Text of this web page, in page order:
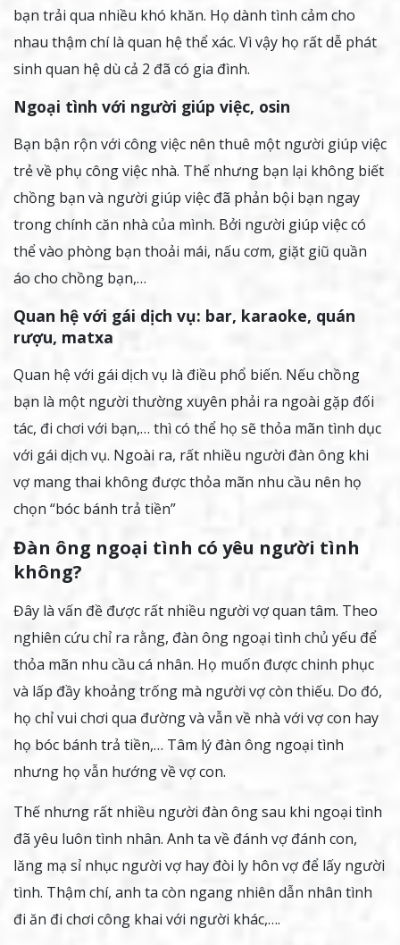
bạn trải qua nhiều khó khăn. Họ dành tình cảm cho
nhau thậm chí là quan hệ thể xác. Vì vậy họ rất dễ phát
sinh quan hệ dù cả 2 đã có gia đình.
Ngoại tình với người giúp việc, osin
Bạn bận rộn với công việc nên thuê một người giúp việc
trẻ về phụ công việc nhà. Thế nhưng bạn lại không biết
chồng bạn và người giúp việc đã phản bội bạn ngay
trong chính căn nhà của mình. Bởi người giúp việc có
thể vào phòng bạn thoải mái, nấu cơm, giặt giũ quần
áo cho chồng bạn,…
Quan hệ với gái dịch vụ: bar, karaoke, quán
rượu, matxa
Quan hệ với gái dịch vụ là điều phổ biến. Nếu chồng
bạn là một người thường xuyên phải ra ngoài gặp đối
tác, đi chơi với bạn,… thì có thể họ sẽ thỏa mãn tình dục
với gái dịch vụ. Ngoài ra, rất nhiều người đàn ông khi
vợ mang thai không được thỏa mãn nhu cầu nên họ
chọn “bóc bánh trả tiền”
Đàn ông ngoại tình có yêu người tình
không?
Đây là vấn đề được rất nhiều người vợ quan tâm. Theo
nghiên cứu chỉ ra rằng, đàn ông ngoại tình chủ yếu để
thỏa mãn nhu cầu cá nhân. Họ muốn được chinh phục
và lấp đầy khoảng trống mà người vợ còn thiếu. Do đó,
họ chỉ vui chơi qua đường và vẫn về nhà với vợ con hay
họ bóc bánh trả tiền,… Tâm lý đàn ông ngoại tình
nhưng họ vẫn hướng về vợ con.
Thế nhưng rất nhiều người đàn ông sau khi ngoại tình
đã yêu luôn tình nhân. Anh ta về đánh vợ đánh con,
lăng mạ sỉ nhục người vợ hay đòi ly hôn vợ để lấy người
tình. Thậm chí, anh ta còn ngang nhiên dẫn nhân tình
đi ăn đi chơi công khai với người khác,….